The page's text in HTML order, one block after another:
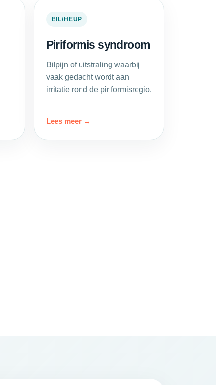
BIL/HEUP
Piriformis syndroom
Bilpijn of uitstraling waarbij
vaak gedacht wordt aan
irritatie rond de piriformisregio.
Lees meer